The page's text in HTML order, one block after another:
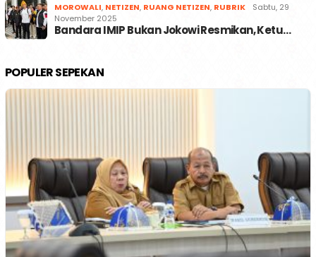
MOROWALI, NETIZEN, RUANG NETIZEN, RUBRIK
Sabtu, 29
November 2025
Bandara IMIP Bukan Jokowi Resmikan, Ketu…
POPULER SEPEKAN